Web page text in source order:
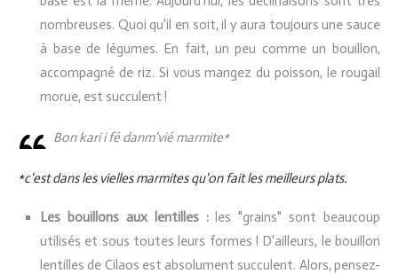
nombreuses. Quoi qu'il en soit, il y aura toujours une sauce
à base de légumes. En fait, un peu comme un bouillon,
accompagné de riz. Si vous mangez du poisson, le rougail
morue, est succulent !
Bon kari i fé danm'vié marmite*
*c'est dans les vielles marmites qu'on fait les meilleurs plats.
Les bouillons aux lentilles :les "grains" sont beaucoup
utilisés et sous toutes leurs formes ! D'ailleurs, le bouillon
lentilles de Cilaos est absolument succulent. Alors, pensez-